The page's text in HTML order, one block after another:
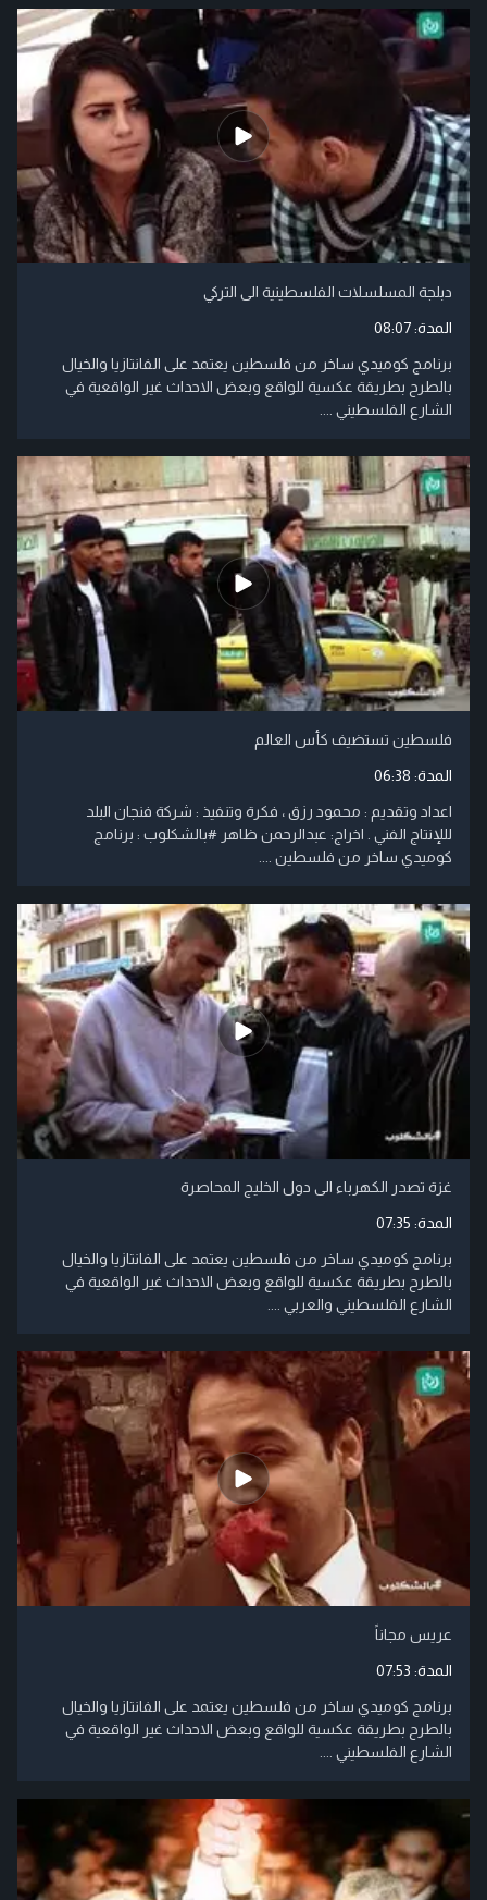
دبلجة المسلسلات الفلسطينية الى التركي
المدة:08:07
برنامج كوميدي ساخر من فلسطين يعتمد على الفانتازيا والخيال
بالطرح بطريقة عكسية للواقع وبعض الاحداث غير الواقعية في
الشارع الفلسطيني ....
فلسطين تستضيف كأس العالم
المدة: 06:38
اعداد وتقديم : محمود رزق ، فكرة وتنفيذ : شركة فنجان البلد
لللإنتاج الفني . اخراج: عبدالرحمن ظاهر #بالشكلوب : برنامج
كوميدي ساخر من فلسطين ....
غزة تصدر الكهرباء الى دول الخليج المحاصرة
المدة: 07:35
برنامج كوميدي ساخر من فلسطين يعتمد على الفانتازيا والخيال
بالطرح بطريقة عكسية للواقع وبعض الاحداث غير الواقعية في
الشارع الفلسطيني والعربي ....
عريس مجاناً
المدة: 07:53
برنامج كوميدي ساخر من فلسطين يعتمد على الفانتازيا والخيال
بالطرح بطريقة عكسية للواقع وبعض الاحداث غير الواقعية في
الشارع الفلسطيني ....